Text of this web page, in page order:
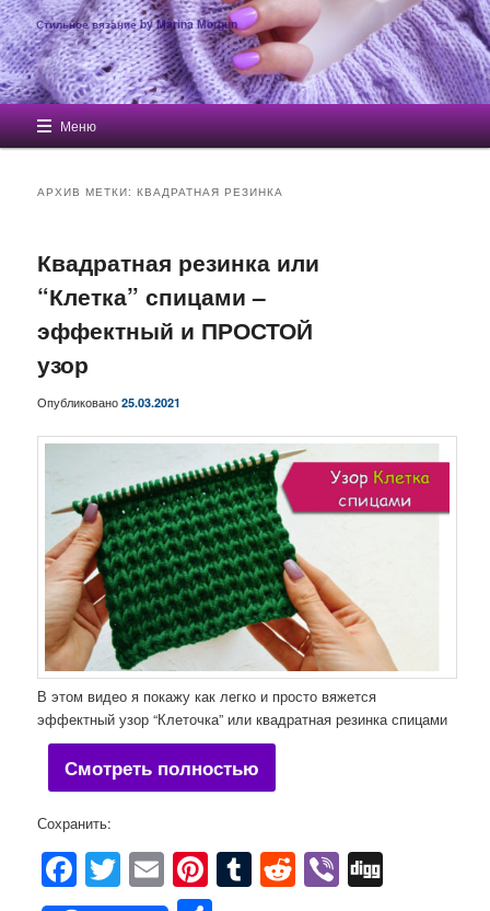
Стильное вязание by Marina Morgun
Главное меню
Перейти к основному содержимому
Перейти к дополнительному содержимому
Меню
АРХИВ МЕТКИ:КВАДРАТНАЯ РЕЗИНКА
Квадратная резинка или
“Клетка” спицами –
эффектный и ПРОСТОЙ
узор
Опубликовано25.03.2021
В этом видео я покажу как легко и просто вяжется
эффектный узор “Клеточка” или квадратная резинка спицами
Смотреть полностью
Сохранить:
FacebookTwitter Email PinterestTumblr Reddit Viber